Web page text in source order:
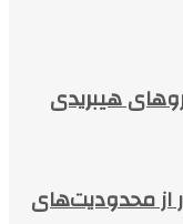
هیبریدی
از محدودیت‌های